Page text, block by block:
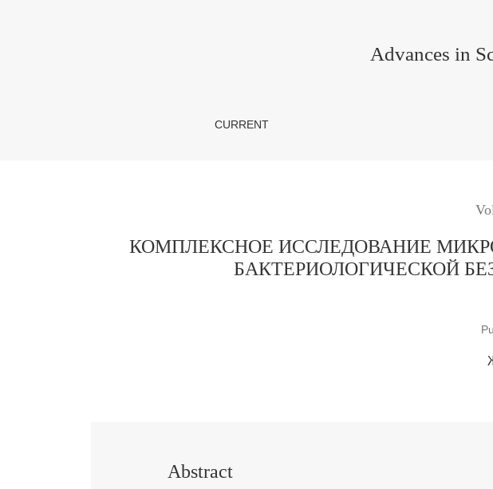
КОМПЛЕКСНОЕ ИССЛЕДОВАНИЕ МИКРОБИОЛОГИЧЕСКОГО
Advances in
CURRENT
КОМПЛЕКСНОЕ ИССЛЕДОВАНИЕ
БАКТЕРИОЛОГИЧЕСКОЙ
Abstract